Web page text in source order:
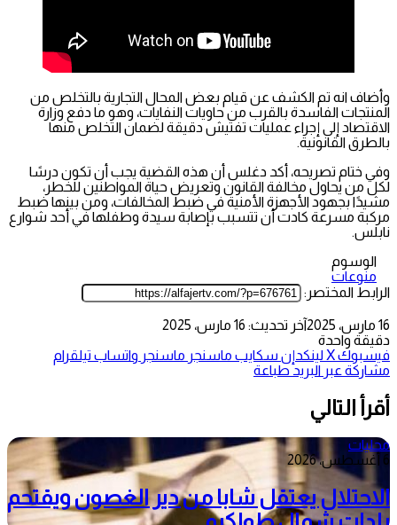
وأضاف انه تم الكشف عن قيام بعض المحال التجارية بالتخلص من
المنتجات الفاسدة بالقرب من حاويات النفايات، وهو ما دفع وزارة
الاقتصاد إلى إجراء عمليات تفتيش دقيقة لضمان التخلص منها
بالطرق القانونية.
وفي ختام تصريحه، أكد دغلس أن هذه القضية يجب أن تكون درسًا
لكل من يحاول مخالفة القانون وتعريض حياة المواطنين للخطر،
مشيدًا بجهود الأجهزة الأمنية في ضبط المخالفات، ومن بينها ضبط
مركبة مسرعة كادت أن تتسبب بإصابة سيدة وطفلها في أحد شوارع
نابلس.
الوسوم
منوعات
الرابط المختصر:
16 مارس، 2025
آخر تحديث: 16 مارس، 2025
دقيقة واحدة
فيسبوك‫Xلينكدإن سكايب ماسنجر ماسنجر واتساب تيلقرام
مشاركة عبر البريد طباعة
أقرأ التالي
محليات
6 أغسطس، 2026
الاحتلال يعتقل شابا من دير الغصون ويقتحم